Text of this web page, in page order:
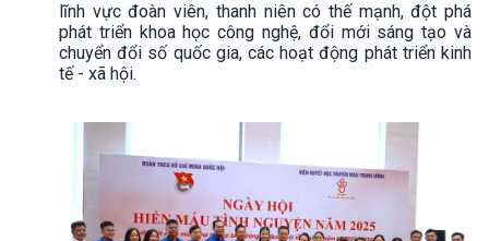
lĩnh vực đoàn viên, thanh niên có thế mạnh, đột phá
phát triển khoa học công nghệ, đổi mới sáng tạo và
chuyển đổi số quốc gia, các hoạt động phát triển kinh
tế - xã hội.